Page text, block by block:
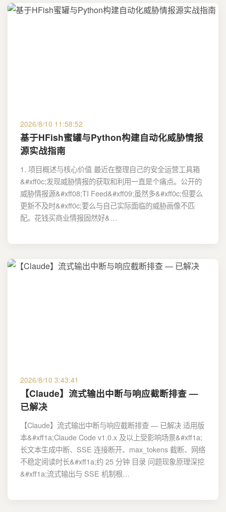
2026/8/10 11:58:52
基于HFish蜜罐与Python构建自动化威胁情报
源实战指南
1. 项目概述与核心价值 最近在整理自己的安全运营工具箱
&#xff0c;发现威胁情报的获取和利用一直是个痛点。公开的
威胁情报源&#xff08;TI Feed&#xff09;虽然多&#xff0c;但要么
更新不及时&#xff0c;要么与自己实际面临的威胁画像不匹
配。花钱买商业情报固然好&…
2026/8/10 3:43:41
【Claude】流式输出中断与响应截断排查 —
已解决
【Claude】流式输出中断与响应截断排查 — 已解决 适用版
本&#xff1a;Claude Code v1.0.x 及以上受影响场景&#xff1a;
长文本生成中断、SSE 连接断开、max_tokens 截断、网络
不稳定阅读时长&#xff1a;约 25 分钟 目录 问题现象原理深挖
&#xff1a;流式输出与 SSE 机制根…